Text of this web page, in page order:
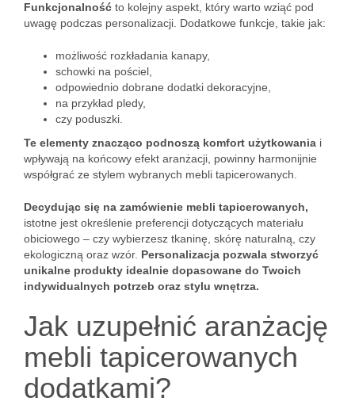
Funkcjonalność to kolejny aspekt, który warto wziąć pod
uwagę podczas personalizacji. Dodatkowe funkcje, takie jak:
możliwość rozkładania kanapy,
schowki na pościel,
odpowiednio dobrane dodatki dekoracyjne,
na przykład pledy,
czy poduszki.
Te elementy znacząco podnoszą komfort użytkowania i
wpływają na końcowy efekt aranżacji, powinny harmonijnie
współgrać ze stylem wybranych mebli tapicerowanych.
Decydując się na zamówienie mebli tapicerowanych,
istotne jest określenie preferencji dotyczących materiału
obiciowego – czy wybierzesz tkaninę, skórę naturalną, czy
ekologiczną oraz wzór. Personalizacja pozwala stworzyć
unikalne produkty idealnie dopasowane do Twoich
indywidualnych potrzeb oraz stylu wnętrza.
Jak uzupełnić aranżację
mebli tapicerowanych
dodatkami?